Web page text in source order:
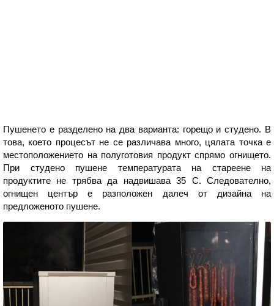
Пушенето е разделено на два варианта: горещо и студено. В
това, което процесът не се различава много, цялата точка е
местоположението на полуготовия продукт спрямо огнището.
При студено пушене температурата на стареене на
продуктите не трябва да надвишава 35 С. Следователно,
огнищен център е разположен далеч от дизайна на
предложеното пушене.